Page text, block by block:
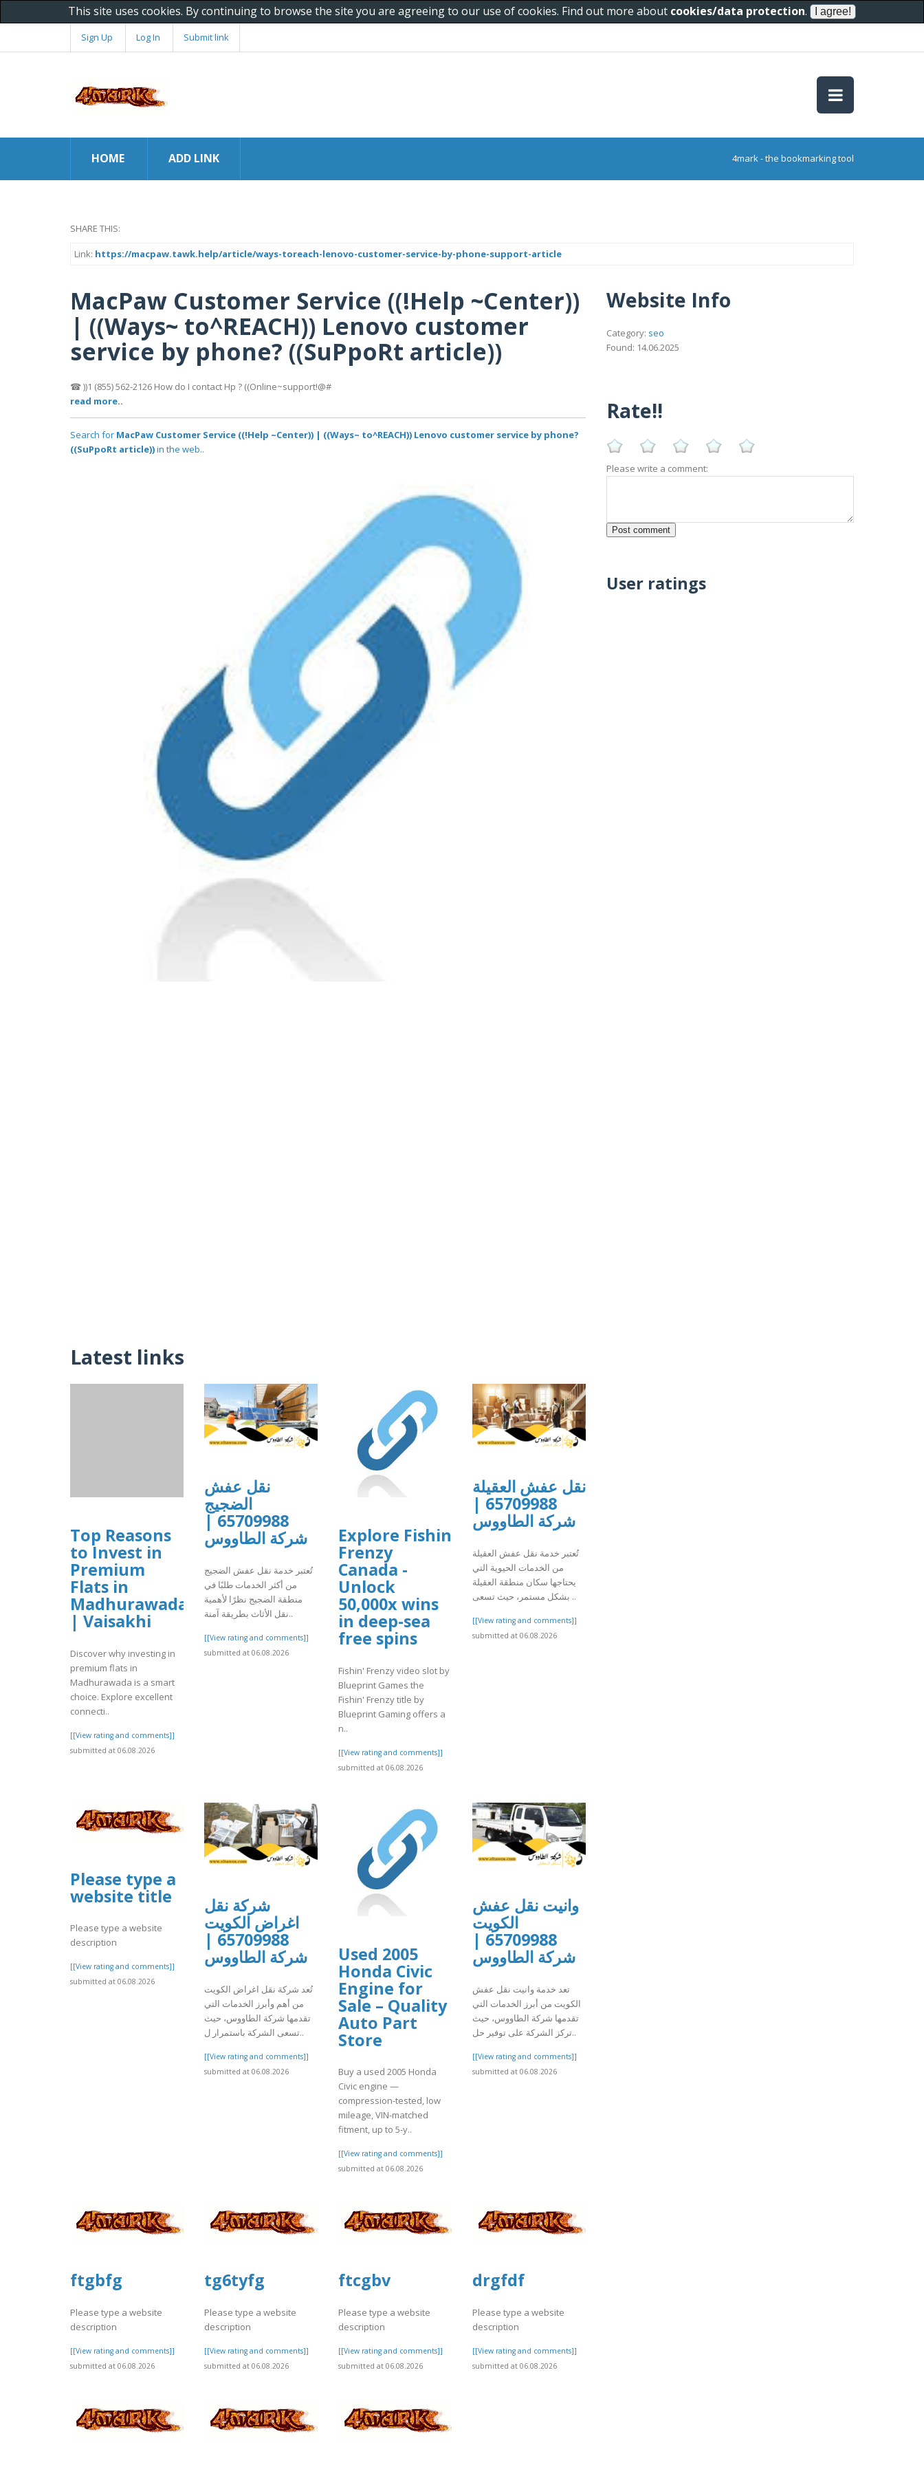
This site uses cookies. By continuing to browse the site you are agreeing to our use of cookies. Find out more about cookies/data protection.
Sign Up Log In Submit link
HOME ADD LINK 4mark - the bookmarking tool
SHARE THIS:
Link: https://macpaw.tawk.help/article/ways-toreach-lenovo-customer-service-by-phone-support-article
MacPaw Customer Service ((!Help ~Center))
| ((Ways~ to^REACH)) Lenovo customer
service by phone? ((SuPpoRt article))
☎ ))1 (855) 562-2126 How do I contact Hp ? ((Online~support!@#
read more..
Search for MacPaw Customer Service ((!Help ~Center)) | ((Ways~ to^REACH)) Lenovo customer service by phone?
((SuPpoRt article))in the web..
Latest links
Top Reasons
to Invest in
Premium
Flats in
Madhurawada
| Vaisakhi
Discover why investing in
premium flats in
Madhurawada is a smart
choice. Explore excellent
connecti..
[[View rating and comments]]
submitted at 06.08.2026
نقل عفش
الضجيج
65709988 |
شركة الطاووس
تُعتبر خدمة نقل عفش الضجيج
من أكثر الخدمات طلبًا في
منطقة الضجيج نظرًا لأهمية
نقل الأثاث بطريقة آمنة..
[[View rating and comments]]
submitted at 06.08.2026
Explore Fishin
Frenzy
Canada -
Unlock
50,000x wins
in deep-sea
free spins
Fishin' Frenzy video slot by
Blueprint Games the
Fishin' Frenzy title by
Blueprint Gaming offers a
n..
[[View rating and comments]]
submitted at 06.08.2026
نقل عفش العقيلة
65709988 |
شركة الطاووس
تُعتبر خدمة نقل عفش العقيلة
من الخدمات الحيوية التي
يحتاجها سكان منطقة العقيلة
بشكل مستمر، حيث تسعى ..
[[View rating and comments]]
submitted at 06.08.2026
Please type a
website title
Please type a website
description
[[View rating and comments]]
submitted at 06.08.2026
شركة نقل
اغراض الكويت
65709988 |
شركة الطاووس
تُعد شركة نقل اغراض الكويت
من أهم وأبرز الخدمات التي
تقدمها شركة الطاووس، حيث
تسعى الشركة باستمرار ل..
[[View rating and comments]]
submitted at 06.08.2026
Used 2005
Honda Civic
Engine for
Sale – Quality
Auto Part
Store
Buy a used 2005 Honda
Civic engine —
compression-tested, low
mileage, VIN-matched
fitment, up to 5-y..
[[View rating and comments]]
submitted at 06.08.2026
وانيت نقل عفش
الكويت
65709988 |
شركة الطاووس
تعد خدمة وانيت نقل عفش
الكويت من أبرز الخدمات التي
تقدمها شركة الطاووس، حيث
تركز الشركة على توفير حل..
[[View rating and comments]]
submitted at 06.08.2026
ftgbfg
Please type a website
description
[[View rating and comments]]
submitted at 06.08.2026
tg6tyfg
Please type a website
description
[[View rating and comments]]
submitted at 06.08.2026
ftcgbv
Please type a website
description
[[View rating and comments]]
submitted at 06.08.2026
drgfdf
Please type a website
description
[[View rating and comments]]
submitted at 06.08.2026
Website Info
Category: seo
Found: 14.06.2025
Rate!!
Please write a comment:
User ratings